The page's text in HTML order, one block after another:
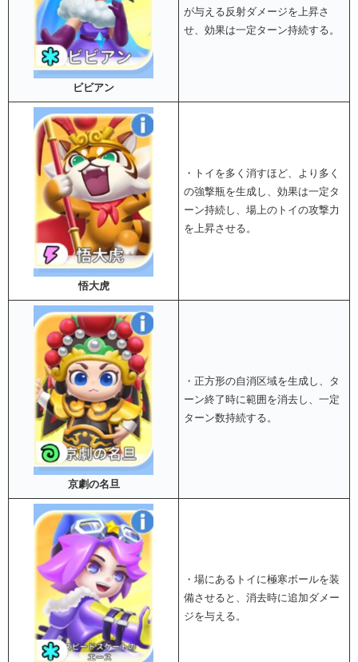
ビビアン
が与える反射ダメージを上昇さ
せ、効果は一定ターン持続する。
悟大虎
・トイを多く消すほど、より多く
の強撃瓶を生成し、効果は一定タ
ーン持続し、場上のトイの攻撃力
を上昇させる。
京劇の名旦
・正方形の自消区域を生成し、タ
ーン終了時に範囲を消去し、一定
ターン数持続する。
・場にあるトイに極寒ボールを装
備させると、消去時に追加ダメー
ジを与える。